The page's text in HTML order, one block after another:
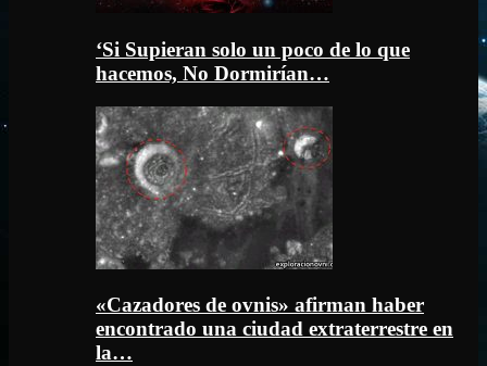
‘Si Supieran solo un poco de lo que
hacemos, No Dormirían…
«Cazadores de ovnis» afirman haber
encontrado una ciudad extraterrestre en
la…